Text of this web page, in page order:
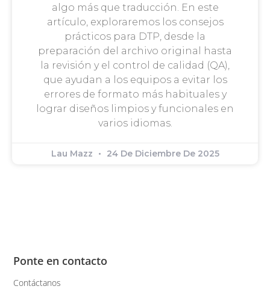
algo más que traducción. En este
artículo, exploraremos los consejos
prácticos para DTP, desde la
preparación del archivo original hasta
la revisión y el control de calidad (QA),
que ayudan a los equipos a evitar los
errores de formato más habituales y
lograr diseños limpios y funcionales en
varios idiomas.
Lau Mazz 24 De Diciembre De 2025
Ponte en contacto
Contáctanos